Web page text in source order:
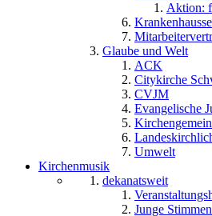
Aktion:
Glaube und Welt
ACK
Citykirche
CVJM
Evangelische
Umwelt
Kirchenmusik
dekanatsweit
Junge